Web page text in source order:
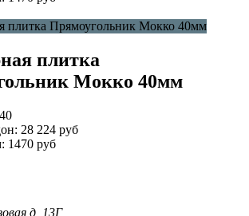
плитка
Мокко 40мм
40
28 224 руб
1470 руб
д, 13Г